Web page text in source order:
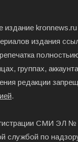
издание kronnews.ru
издания
группах,
редакции
.
СМИ ЭЛ №
службой по